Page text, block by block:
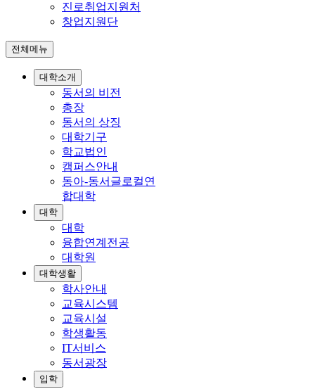
진로취업지원처
창업지원단
전체메뉴
대학소개
동서의 비전
총장
동서의 상징
대학기구
학교법인
캠퍼스안내
동아-동서글로컬연
합대학
대학
대학
융합연계전공
대학원
대학생활
학사안내
교육시스템
교육시설
학생활동
IT서비스
동서광장
입학